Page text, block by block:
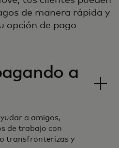
de manera rápida y
opción de pago
a
a amigos,
de trabajo con
transfronterizas y